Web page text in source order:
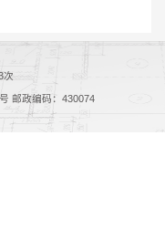
次
邮政编码：430074